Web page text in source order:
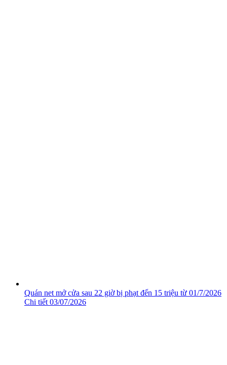
Quán net mở cửa sau 22 giờ bị phạt đến 15 triệu từ 01/7/2026
Chi tiết 03/07/2026